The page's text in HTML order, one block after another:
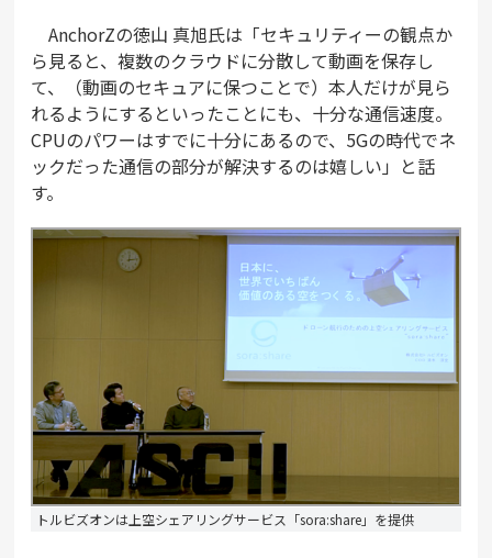
AnchorZの徳山 真旭氏は「セキュリティーの観点か
ら見ると、複数のクラウドに分散して動画を保存し
て、（動画のセキュアに保つことで）本人だけが見ら
れるようにするといったことにも、十分な通信速度。
CPUのパワーはすでに十分にあるので、5Gの時代でネ
ックだった通信の部分が解決するのは嬉しい」と話
す。
トルビズオンは上空シェアリングサービス「sora:share」を提供